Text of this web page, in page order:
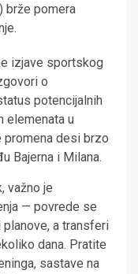
brže pomera
izjave sportskog
o
potencijalnih
elemenata u
promena desi brzo
Bajerna i Milana.
važno je
— povrede se
a transferi
dana. Pratite
sastave na